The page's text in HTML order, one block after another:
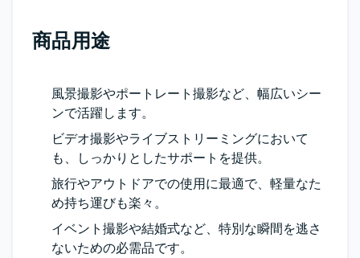
商品用途
風景撮影やポートレート撮影など、幅広いシー
ンで活躍します。
ビデオ撮影やライブストリーミングにおいて
も、しっかりとしたサポートを提供。
旅行やアウトドアでの使用に最適で、軽量なた
め持ち運びも楽々。
イベント撮影や結婚式など、特別な瞬間を逃さ
ないための必需品です。